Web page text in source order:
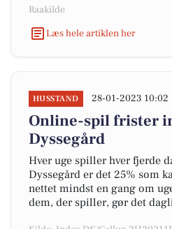
Raakilde
Læs hele artiklen her
HUSSTAND 28-01-2023 10:02
Online-spil frister
Dyssegård
Hver uge spiller hver fjerde
Dyssegård er det 25% som
nettet mindst en gang om
dem, der spiller, gør det